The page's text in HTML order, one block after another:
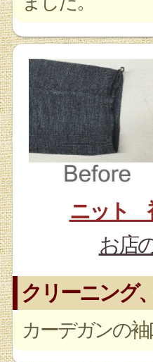
ニット
お店
クリーニング
カーデガンの